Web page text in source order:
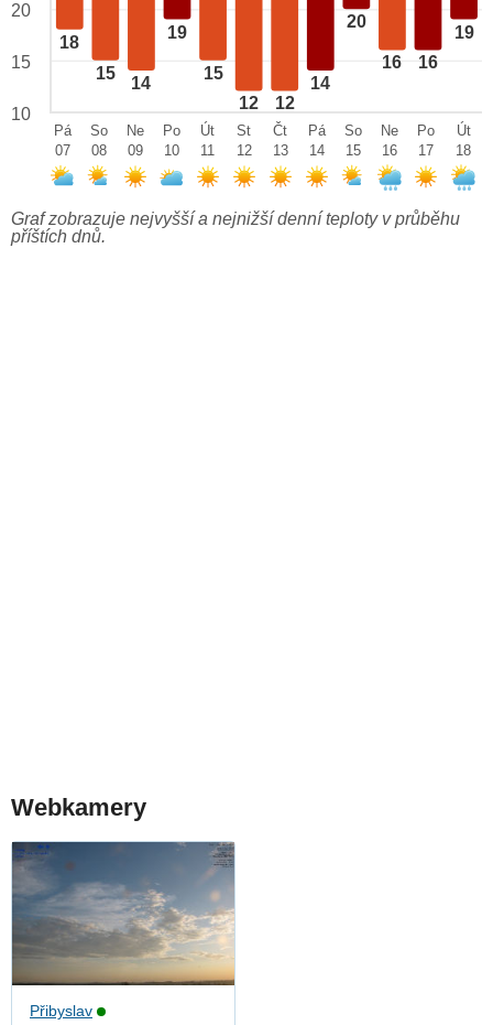
18
15
14
19
15
12 12
14
20
16 16
19
20
15
10
Pá
07
So
08
Ne
09
Po
10
Út
11
St
12
Čt
13
Pá
14
So
15
Ne
16
Po
17
Út
18
Graf zobrazuje nejvyšší a nejnižší denní teploty v průběhu
příštích dnů.
Webkamery
Přibyslav